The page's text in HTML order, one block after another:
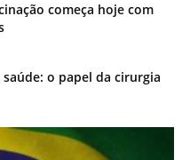
começa hoje com
o papel da cirurgia